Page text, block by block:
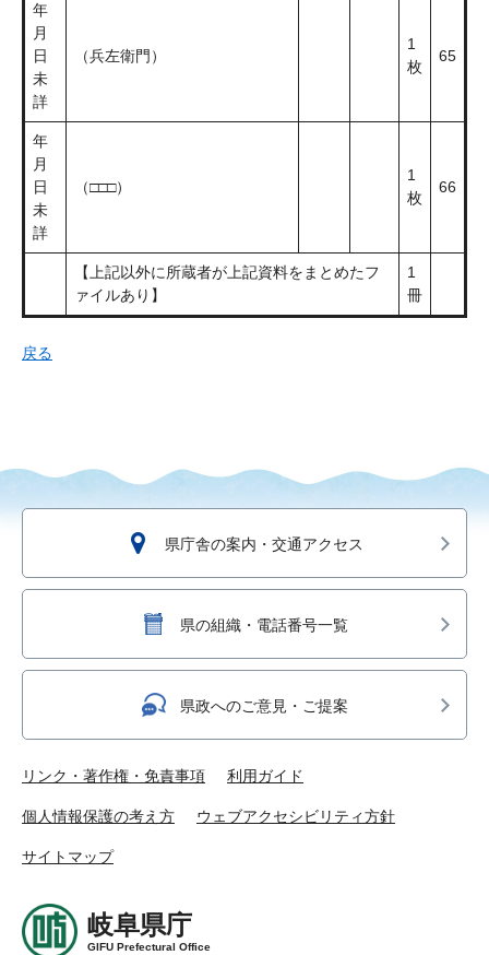
年
月
日
未
詳
（兵左衛門）
1
枚
65
年
月
日
未
詳
（□□□）
1
枚
66
【上記以外に所蔵者が上記資料をまとめたフ
ァイルあり】
1
冊
戻る
県庁舎の案内・交通アクセス
県の組織・電話番号一覧
県政へのご意見・ご提案
リンク・著作権・免責事項 利用ガイド
個人情報保護の考え方 ウェブアクセシビリティ方針
サイトマップ
岐阜県庁
GIFU Prefectural Office